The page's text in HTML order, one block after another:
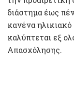
διάστημα έως
κανένα
καλύπτεται εξ
Απασχόλησης.